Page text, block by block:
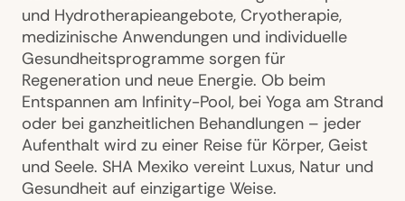
und Hydrotherapieangebote, Cryotherapie,
medizinische Anwendungen und individuelle
Gesundheitsprogramme sorgen für
Regeneration und neue Energie. Ob beim
Entspannen am Infinity-Pool, bei Yoga am Strand
oder bei ganzheitlichen Behandlungen – jeder
Aufenthalt wird zu einer Reise für Körper, Geist
und Seele. SHA Mexiko vereint Luxus, Natur und
Gesundheit auf einzigartige Weise.